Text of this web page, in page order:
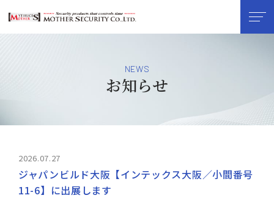
NEWS
お知らせ
2026.07.27
ジャパンビルド大阪【インテックス大阪／小間番号
11-6】に出展します